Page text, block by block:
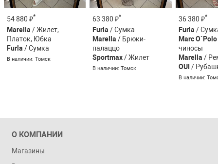
54 880 ₽*
Marella / Жилет,
Платок, Юбка
Furla / Сумка
В наличии: Томск
63 380 ₽*
Furla / Сумка
Marella / Брюки-
палаццо
Sportmax/ Жилет
В наличии: Томск
36 380 ₽*
Furla /
Marc O`Polo
чиносы
Marella /
OUI /
В наличии:
О КОМПАНИИ
Магазины